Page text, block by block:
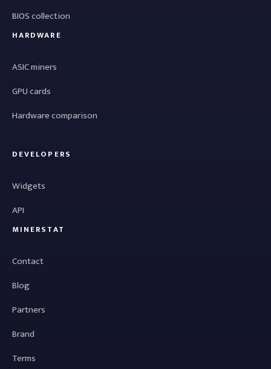
BIOS collection
HARDWARE
ASIC miners
GPU cards
Hardware comparison
DEVELOPERS
Widgets
API
MINERSTAT
Contact
Blog
Partners
Brand
Terms